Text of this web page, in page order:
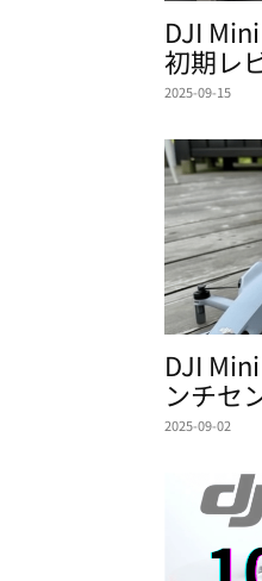
DJI
初期レ
2025-09-15
DJI
ンチセ
2025-09-02